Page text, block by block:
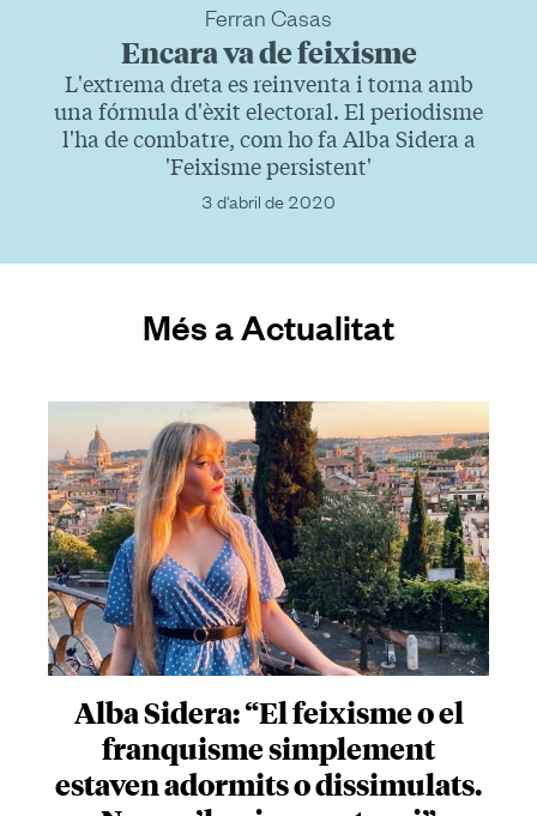
Ferran Casas
Encara va de feixisme
L'extrema dreta es reinventa i torna amb
una fórmula d'èxit electoral. El periodisme
l'ha de combatre, com ho fa Alba Sidera a
'Feixisme persistent'
3 d'abril de 2020
Més a Actualitat
Alba Sidera: “El feixisme o el
franquisme simplement
estaven adormits o dissimulats.